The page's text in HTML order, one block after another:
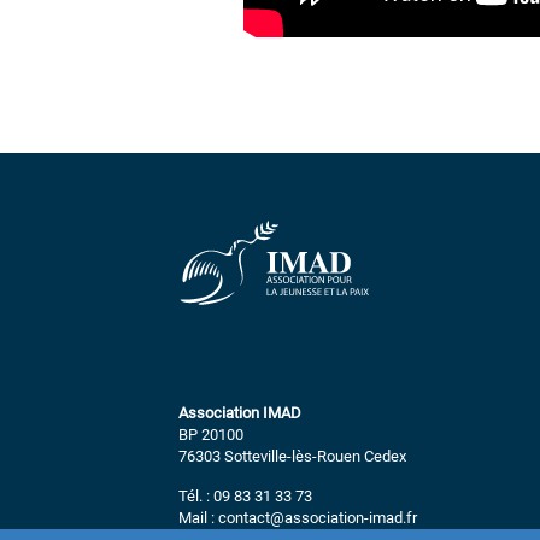
Association IMAD
BP 20100
76303 Sotteville-lès-Rouen Cedex
Tél. : 09 83 31 33 73
Mail : contact@association-imad.fr